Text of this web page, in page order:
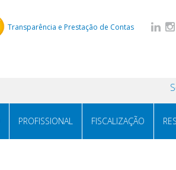
Transparência e Prestação de Contas
PROFISSIONAL FISCALIZAÇÃO